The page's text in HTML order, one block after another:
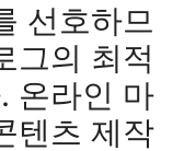
선호하므
그의 최적
온라인 마
텐츠 제작